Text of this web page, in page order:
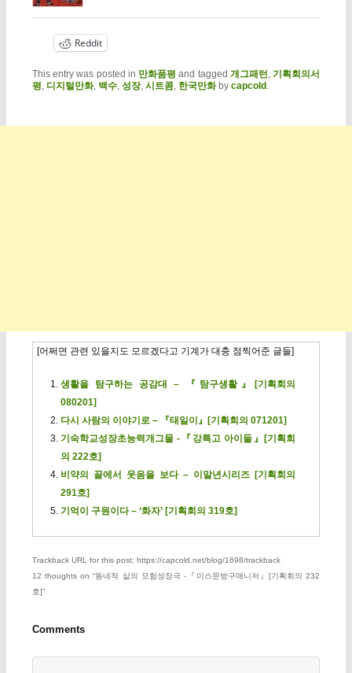
Reddit
This entry was posted in 만화품평 and tagged개그패턴,기획회의서
평, 디지털만화, 백수, 성장, 시트콤, 한국만화by capcold .
[어쩌면 관련 있을지도 모르겠다고 기계가 대충 점찍어준 글들]
생활을 탐구하는 공감대 – 『탐구생활』[기획회의
080201]
다시 사람의 이야기로 – 『태일이』[기획회의 071201]
기숙학교성장초능력개그물 -『강특고 아이들』[기획회
의 222호]
비약의 끝에서 웃음을 보다 – 이말년시리즈 [기획회의
291호]
기억이 구원이다 – ‘화자’ [기획회의 319호]
Trackback URL for this post: https://capcold.net/blog/1698/trackback
12 thoughts on “동네적 삶의 모험성장극 -『미스문방구매니저』[기획회의 232
호]”
Comments